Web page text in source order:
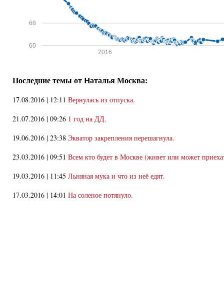
60
68
2016
Последние темы от Наталья Москва:
17.08.2016 | 12:11 Вернулась из отпуска.
21.07.2016 | 09:26 1 год на ДД.
19.06.2016 | 23:38 Экватор закрепления перешагнула.
23.03.2016 | 09:51 Всем кто будет в Москве (живет или может
19.03.2016 | 11:45 Льняная мука и что из неё едят.
17.03.2016 | 14:01 На соленое потянуло.